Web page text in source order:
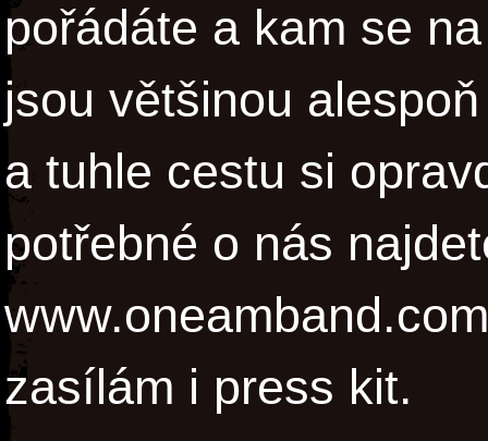
pořádáte a kam se
jsou většinou
a tuhle cestu si
potřebné o nás
zasílám i press kit.